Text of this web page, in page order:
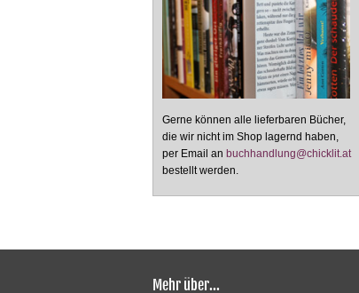
Gerne können alle lieferbaren Bücher,
die wir nicht im Shop lagernd haben,
per Email an buchhandlung@chicklit.at
bestellt werden.
Mehr über...